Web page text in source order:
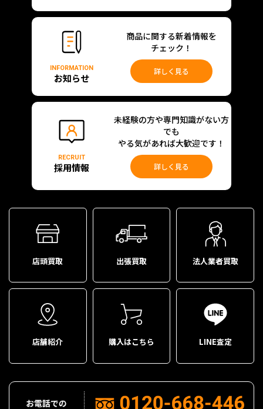
INFORMATION
お知らせ
商品に関する新着情報を
チェック！
詳しく見る
RECRUIT
採用情報
未経験の方や専門知識がない方
でも
やる気があれば大歓迎です！
詳しく見る
店頭買取 出張買取 法人業者買取
店舗紹介 購入はこちら LINE査定